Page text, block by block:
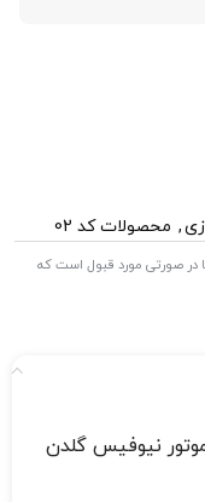
, محصولات کد 02
در صورتی مورد قبول است که
۸۰ پاسکال دو موتور نیوفیس گلدن